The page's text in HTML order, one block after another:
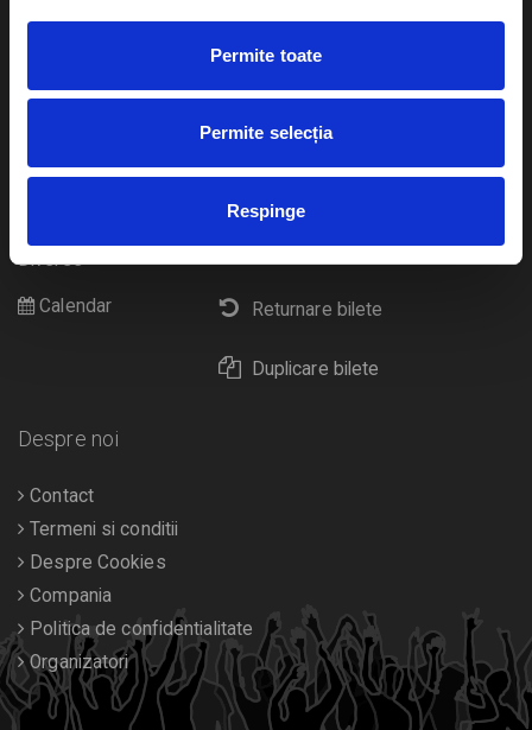
Permite toate
Permite selecția
Respinge
Plata online sau cash
Livrare prin curier
Returnare bilete
Duplicare bilete
Concerte si
Sport
Diverse
Calendar
Despre noi
Contact
Termeni si conditii
Despre Cookies
Compania
Politica de confidentialitate
Organizatori